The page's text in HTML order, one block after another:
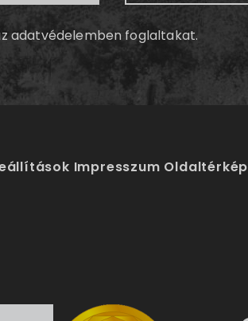
adatvédelemben foglaltakat.
Impresszum Oldaltérkép